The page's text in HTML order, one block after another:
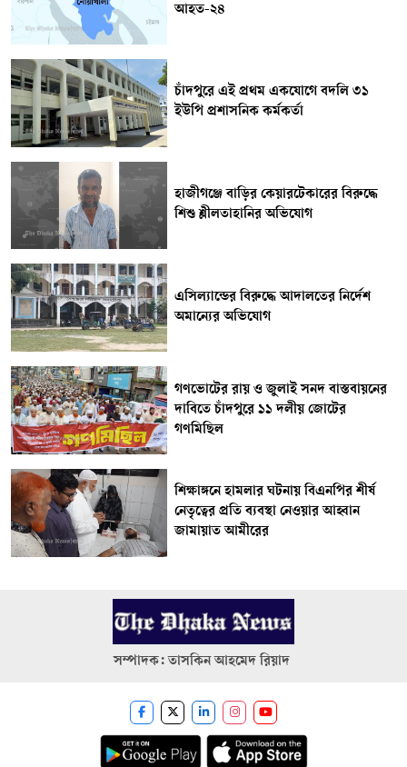
আহত-২৪
চাঁদপুরে এই প্রথম একযোগে বদলি ৩১
ইউপি প্রশাসনিক কর্মকর্তা
হাজীগঞ্জে বাড়ির কেয়ারটেকারের বিরুদ্ধে
শিশু শ্লীলতাহানির অভিযোগ
এসিল্যান্ডের বিরুদ্ধে আদালতের নির্দেশ
অমান্যের অভিযোগ
গণভোটের রায় ও জুলাই সনদ বাস্তবায়নের
দাবিতে চাঁদপুরে ১১ দলীয় জোটের
গণমিছিল
শিক্ষাঙ্গনে হামলার ঘটনায় বিএনপির শীর্ষ
নেতৃত্বের প্রতি ব্যবস্থা নেওয়ার আহ্বান
জামায়াত আমীরের
সম্পাদক: তাসকিন আহমেদ রিয়াদ